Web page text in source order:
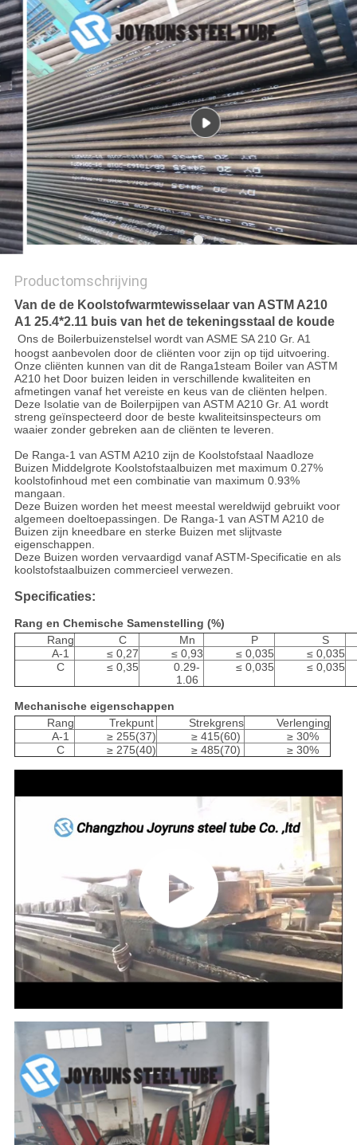
PRIVACYBELEID
Productomschrijving
Van de de Koolstofwarmtewisselaar van ASTM A210
A1 25.4*2.11 buis van het de tekeningsstaal de koude
Ons de Boilerbuizenstelsel wordt van ASME SA 210 Gr. A1
hoogst aanbevolen door de cliënten voor zijn op tijd uitvoering.
Onze cliënten kunnen van dit de Ranga1steam Boiler van ASTM
A210 het Door buizen leiden in verschillende kwaliteiten en
afmetingen vanaf het vereiste en keus van de cliënten helpen.
Deze Isolatie van de Boilerpijpen van ASTM A210 Gr. A1 wordt
streng geïnspecteerd door de beste kwaliteitsinspecteurs om
waaier zonder gebreken aan de cliënten te leveren.
De Ranga-1 van ASTM A210 zijn de Koolstofstaal Naadloze
Buizen Middelgrote Koolstofstaalbuizen met maximum 0.27%
koolstofinhoud met een combinatie van maximum 0.93%
mangaan.
Deze Buizen worden het meest meestal wereldwijd gebruikt voor
algemeen doeltoepassingen. De Ranga-1 van ASTM A210 de
Buizen zijn kneedbare en sterke Buizen met slijtvaste
eigenschappen.
Deze Buizen worden vervaardigd vanaf ASTM-Specificatie en als
koolstofstaalbuizen commercieel verwezen.
Specificaties:
Rang en Chemische Samenstelling (%)
Rang
C Mn P
S
A-1
≤ 0,27 ≤ 0,93 ≤ 0,035
≤ 0,035
C
≤ 0,35
0.29-
1.06
≤ 0,035 ≤ 0,035
Mechanische eigenschappen
Rang
Trekpunt Strekgrens
Verlenging
A-1
≥ 255(37) ≥ 415(60)
≥ 30%
C
≥ 275(40) ≥ 485(70) ≥ 30%